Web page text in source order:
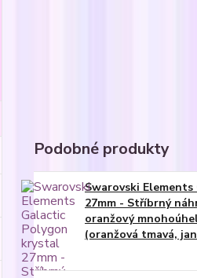
Podobné produkty
Swarovski
27mm - Stříbrný
oranžový
(oranžová tmavá,